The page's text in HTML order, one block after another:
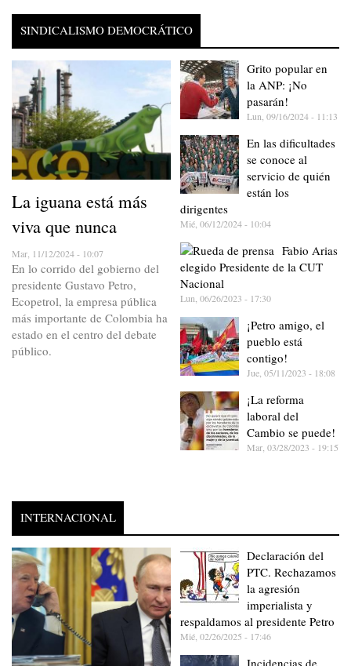
SINDICALISMO DEMOCRÁTICO
La iguana está más
viva que nunca
Mar, 11/12/2024 - 10:07
En lo corrido del gobierno del
presidente Gustavo Petro,
Ecopetrol, la empresa pública
más importante de Colombia ha
estado en el centro del debate
público.
Grito popular en
la ANP: ¡No
pasarán!
Lun, 09/16/2024 - 11:13
En las dificultades
se conoce al
servicio de quién
están los
dirigentes
Mié, 06/12/2024 - 10:04
Fabio Arias
elegido Presidente de la CUT
Nacional
Lun, 06/26/2023 - 17:30
¡Petro amigo, el
pueblo está
contigo!
Jue, 05/11/2023 - 18:08
¡La reforma
laboral del
Cambio se puede!
Mar, 03/28/2023 - 19:15
INTERNACIONAL
Declaración del
PTC. Rechazamos
la agresión
imperialista y
respaldamos al presidente Petro
Mié, 02/26/2025 - 17:46
Incidencias de